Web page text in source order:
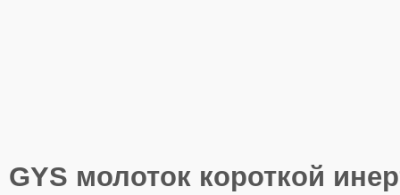
GYS молоток короткой